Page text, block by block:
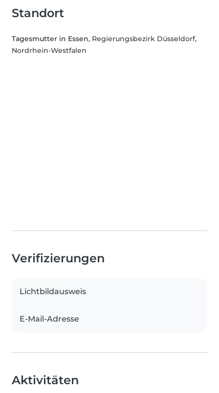
Standort
Tagesmutter in Essen, Regierungsbezirk Düsseldorf,
Nordrhein-Westfalen
Verifizierungen
Lichtbildausweis
E-Mail-Adresse
Aktivitäten